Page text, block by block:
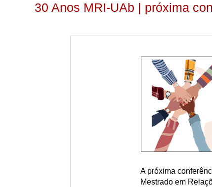
30 Anos MRI-UAb | próxima
A próxima
Mestrado em